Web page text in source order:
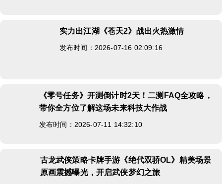
实力出江湖《苍天2》战出火热激情
发布时间：2026-07-16 02:09:16
《零号任务》开测倒计时2天！二测FAQ全攻略，
带你全方位了解这场未来科技大作战
发布时间：2026-07-11 14:32:10
古龙武侠策略卡牌手游《绝代双骄OL》精美场景
原画震撼曝光，开启武侠梦幻之旅